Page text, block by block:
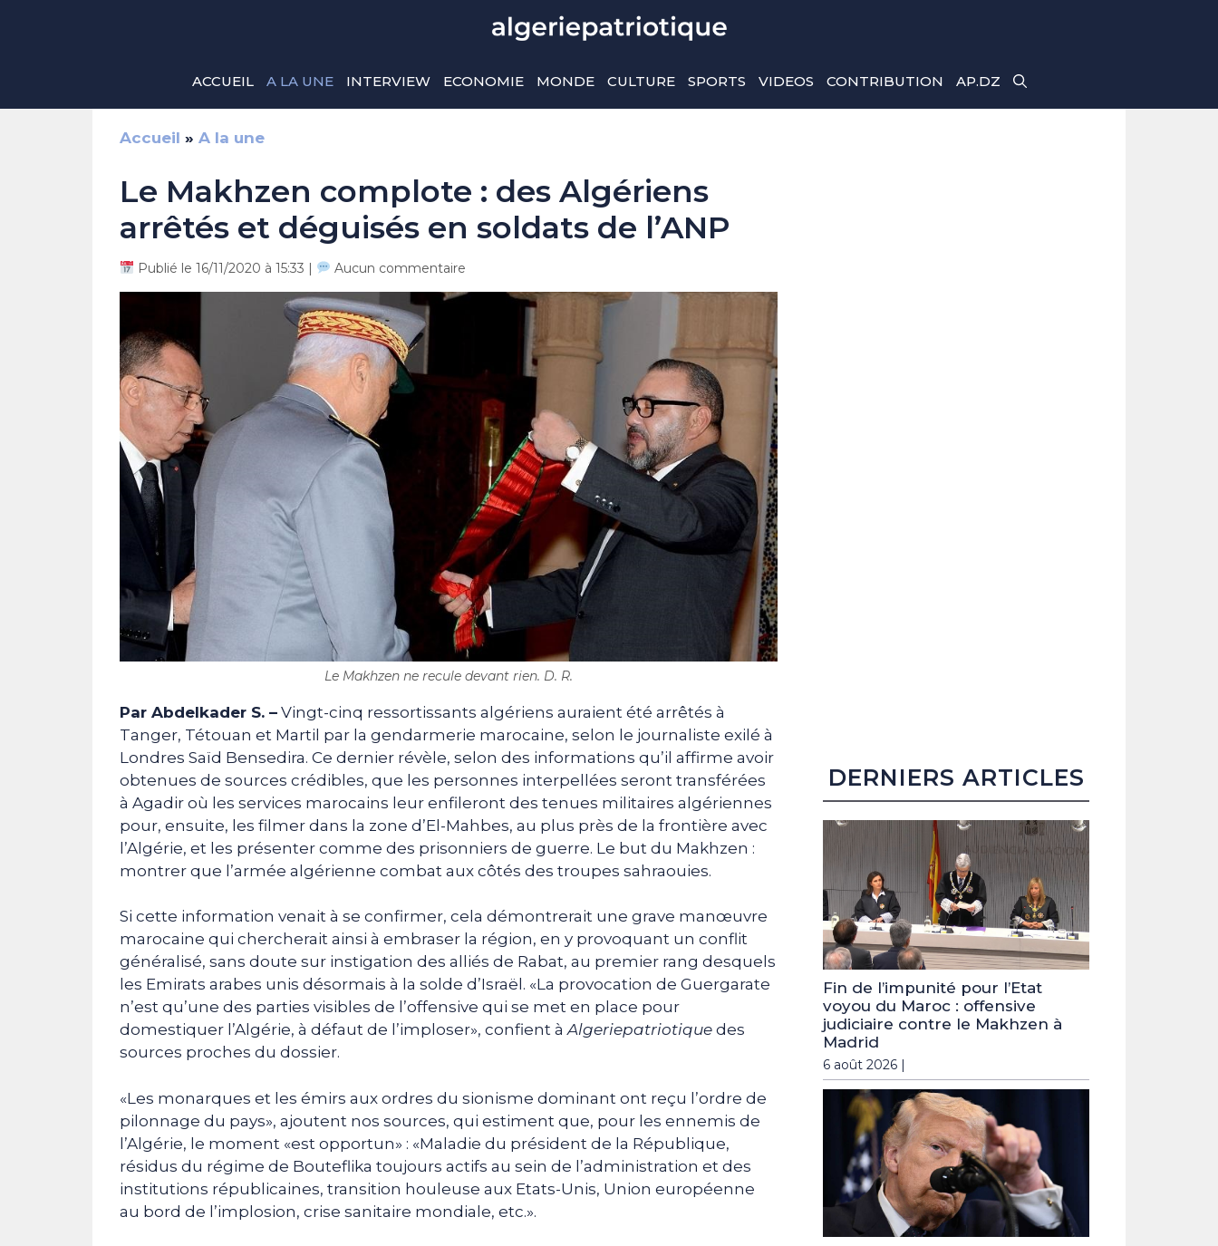
ACCUEIL A LA UNE INTERVIEW ECONOMIE MONDE CULTURE SPORTS VIDEOS CONTRIBUTION AP.DZ
Accueil » A la une
Le Makhzen complote : des Algériens
arrêtés et déguisés en soldats de l’ANP
Publié le 16/11/2020 à 15:33 | Aucun commentaire
Le Makhzen ne recule devant rien. D. R.
Par Abdelkader S. – Vingt-cinq ressortissants algériens auraient été arrêtés à
Tanger, Tétouan et Martil par la gendarmerie marocaine, selon le journaliste exilé à
Londres Saïd Bensedira. Ce dernier révèle, selon des informations qu’il affirme avoir
obtenues de sources crédibles, que les personnes interpellées seront transférées
à Agadir où les services marocains leur enfileront des tenues militaires algériennes
pour, ensuite, les filmer dans la zone d’El-Mahbes, au plus près de la frontière avec
l’Algérie, et les présenter comme des prisonniers de guerre. Le but du Makhzen :
montrer que l’armée algérienne combat aux côtés des troupes sahraouies.
Si cette information venait à se confirmer, cela démontrerait une grave manœuvre
marocaine qui chercherait ainsi à embraser la région, en y provoquant un conflit
généralisé, sans doute sur instigation des alliés de Rabat, au premier rang desquels
les Emirats arabes unis désormais à la solde d’Israël. «La provocation de Guergarate
n’est qu’une des parties visibles de l’offensive qui se met en place pour
domestiquer l’Algérie, à défaut de l’imploser», confient àAlgeriepatriotique des
sources proches du dossier.
«Les monarques et les émirs aux ordres du sionisme dominant ont reçu l’ordre de
pilonnage du pays», ajoutent nos sources, qui estiment que, pour les ennemis de
l’Algérie, le moment «est opportun» : «Maladie du président de la République,
résidus du régime de Bouteflika toujours actifs au sein de l’administration et des
institutions républicaines, transition houleuse aux Etats-Unis, Union européenne
au bord de l’implosion, crise sanitaire mondiale, etc.».
DERNIERS ARTICLES
Fin de l’impunité pour l’Etat
voyou du Maroc : offensive
judiciaire contre le Makhzen à
Madrid
6 août 2026 |